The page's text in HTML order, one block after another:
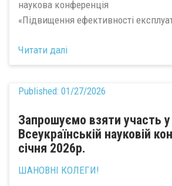
наукова конференція
«Підвищення ефективності
Читати далі
Published: 01/27/2026
Запрошуємо взяти участь у
Всеукраїнській науковій
січня 2026р.
ШАНОВНІ КОЛЕГИ!